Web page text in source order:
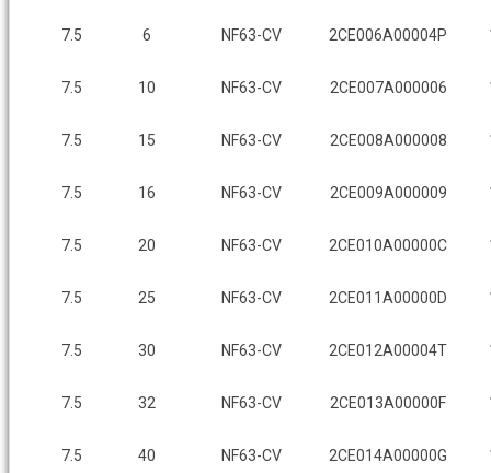
7.5 6 NF63-CV 2CE006A00004P
7.5 10 NF63-CV 2CE007A000006
7.5 15 NF63-CV 2CE008A000008
7.5 16 NF63-CV 2CE009A000009
7.5 20 NF63-CV 2CE010A00000C
7.5 25 NF63-CV 2CE011A00000D
7.5 30 NF63-CV 2CE012A00004T
7.5 32 NF63-CV 2CE013A00000F
7.5 40 NF63-CV 2CE014A00000G